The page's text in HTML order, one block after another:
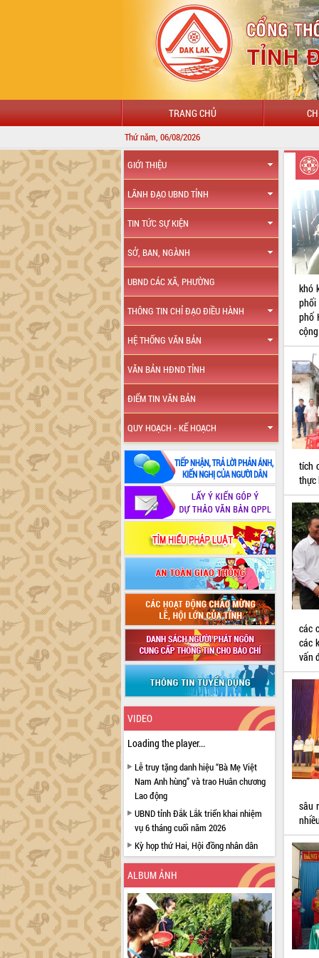
TRANG CHỦ
Thứ năm, 06/08/2026
GIỚI THIỆU
LÃNH ĐẠO UBND TỈNH
TIN TỨC SỰ KIỆN
SỞ, BAN, NGÀNH
UBND CÁC XÃ, PHƯỜNG
THÔNG TIN CHỈ ĐẠO ĐIỀU HÀNH
HỆ THỐNG VĂN BẢN
VĂN BẢN HĐND TỈNH
ĐIỂM TIN VĂN BẢN
QUY HOẠCH - KẾ HOẠCH
VIDEO
Loading the player...
Lễ truy tặng danh hiệu “Bà Mẹ Việt
Nam Anh hùng” và trao Huân chương
Lao động
UBND tỉnh Đắk Lắk triển khai nhiệm
vụ 6 tháng cuối năm 2026
Kỳ họp thứ Hai, Hội đồng nhân dân
tỉnh khóa XI quyết nghị nhiều nội dung
quan trọng
Bí thư Tỉnh ủy Lương Nguyễn Minh
Triết thăm, tặng quà người có công với
cách mạng
Rà soát, hoàn thiện hệ thống thiết chế
văn hóa, thể thao đáp ứng yêu cầu
ALBUM ẢNH
khó
phối
phố
tích
thực
các
các
vấn
sâu